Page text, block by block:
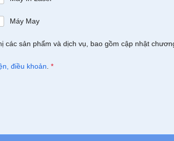
Máy May
sản phẩm và dịch vụ, bao gồm cập nhật
điều khoản. *